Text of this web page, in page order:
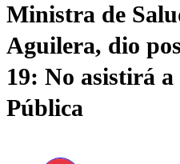
Ministra de
Aguilera, dio
19: No asistirá
Pública